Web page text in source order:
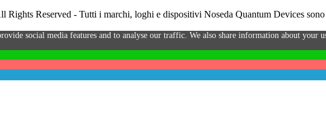
Rights Reserved - Tutti i marchi, loghi e dispositivi Noseda Quantum Devices
social media features and to analyse our traffic. We also share information about